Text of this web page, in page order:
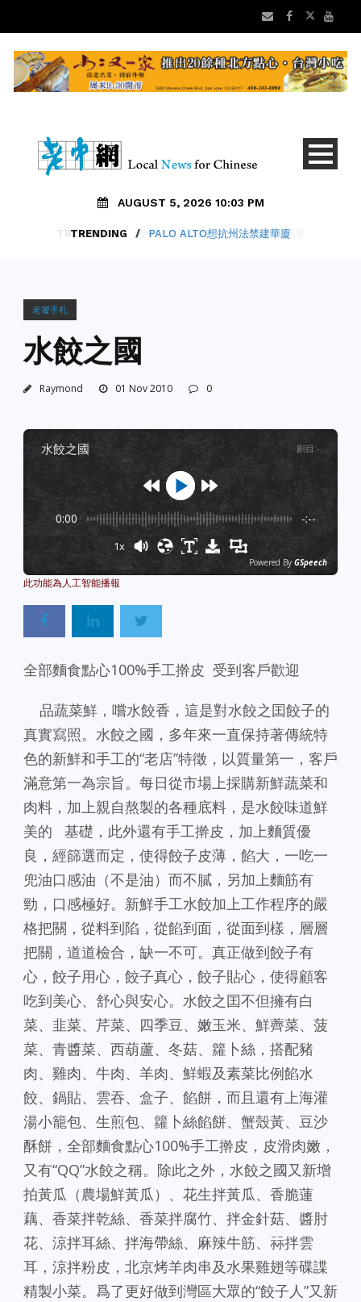
AUGUST 5, 2026 10:03 PM
TRENDING / PALO ALTO想抗州法禁建華廈
老饕手札
水餃之國
Raymond 01 Nov 2010 0
水餃之國 剧目 :-
0:00 -:--
1x
Powered By GSpeech
全部麵食點心100%手工擀皮 受到客戶歡迎
品蔬菜鮮，嚐水餃香，這是對水餃之囯餃子的
真實寫照。水餃之國，多年來一直保持著傳統特
色的新鮮和手工的“老店”特徵，以質量第一，客戶
滿意第一為宗旨。每日從市場上採購新鮮蔬菜和
肉料，加上親自熬製的各種底料，是水餃味道鮮
美的 基礎，此外還有手工擀皮，加上麵質優
良，經篩選而定，使得餃子皮薄，餡大，一吃一
兜油口感油（不是油）而不膩，另加上麵筋有
勁，口感極好。新鮮手工水餃加上工作程序的嚴
格把關，從料到陷，從餡到面，從面到樣，層層
把關，道道檢合，缺一不可。真正做到餃子有
心，餃子用心，餃子真心，餃子貼心，使得顧客
吃到美心、舒心與安心。水餃之囯不但擁有白
菜、韭菜、芹菜、四季豆、嫩玉米、鮮薺菜、菠
菜、青醬菜、西葫蘆、冬菇、籮卜絲，搭配豬
肉、雞肉、牛肉、羊肉、鮮蝦及素菜比例餡水
餃、鍋貼、雲吞、盒子、餡餅，而且還有上海灌
湯小籠包、生煎包、籮卜絲餡餅、蟹殼黃、豆沙
酥餅，全部麵食點心100%手工擀皮，皮滑肉嫩，
又有“QQ”水餃之稱。 除此之外，水餃之國又新增
拍黃瓜（農場鮮黃瓜）、花生拌黃瓜、香脆蓮
藕、香菜拌乾絲、香菜拌腐竹、拌金針菇、醬肘
花、涼拌耳絲、拌海帶絲、麻辣牛筋、祘拌雲
耳，涼拌粉皮，北京烤羊肉串及水果雞翅等碟諜
精製小菜。爲了更好做到灣區大眾的“餃子人”又新